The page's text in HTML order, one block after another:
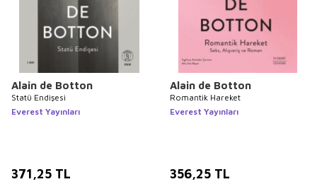
Alain de Botton
Statü Endişesi
Everest Yayınları
371,25 TL
Alain de Botton
Romantik Hareket
Everest Yayınları
356,25 TL